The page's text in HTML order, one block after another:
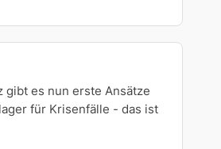
gibt es nun erste Ansätze
für Krisenfälle - das ist